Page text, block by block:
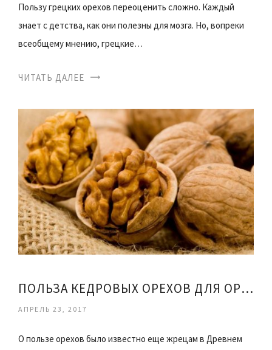
Пользу грецких орехов переоценить сложно. Каждый
знает с детства, как они полезны для мозга. Но, вопреки
всеобщему мнению, грецкие…
ЧИТАТЬ ДАЛЕЕ
ПОЛЬЗА КЕДРОВЫХ ОРЕХОВ ДЛЯ ОРГАНИЗМА МУЖЧИНЫ
АПРЕЛЬ 23, 2017
О пользе орехов было известно еще жрецам в Древнем